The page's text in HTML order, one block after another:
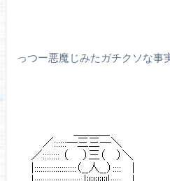
っつー悪魔じみたガチクソな事